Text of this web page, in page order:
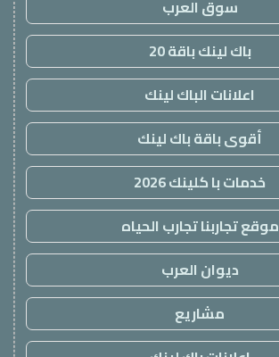
سوق العرب
باك لينك باقة 20
اعلانات الباك لينك
أقوى باقة باك لينك
خدمات با كلينك 2026
موقع تجاربنا تجارب الحياه
ديوان العرب
مشاريع